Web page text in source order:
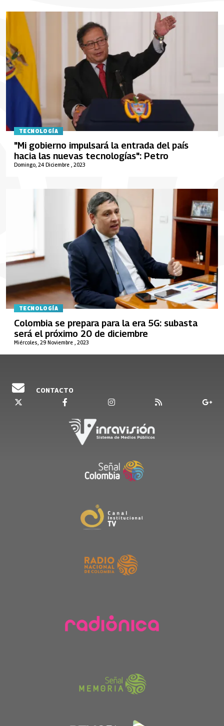
TECNOLOGÍA
Domingo, 24 Diciembre , 2023
"Mi gobierno impulsará la entrada del país
hacia las nuevas tecnologías": Petro
TECNOLOGÍA
Miércoles, 29 Noviembre , 2023
Colombia se prepara para la era 5G: subasta
será el próximo 20 de diciembre
CONTACTO